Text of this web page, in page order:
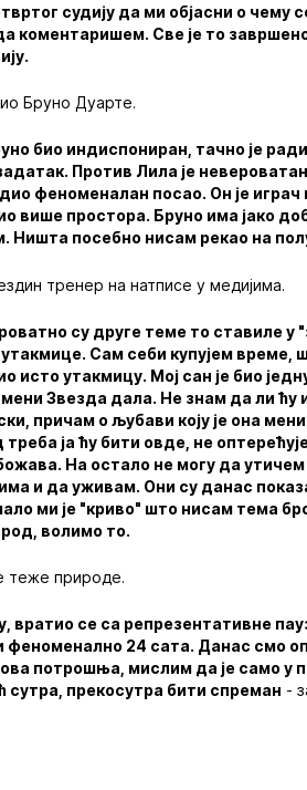
судију да ми објасни о чему
коментаришем. Све је то
Бруно Дуарте.
био индиспониран, тачно је
Против Лила је
феноменалан посао. Он је
више простора. Бруно има јако
Ништа посебно нисам рекао на
тренер на натписе у медијима.
су друге теме то ставиле у
Сам себи купујем време,
исто утакмицу. Мој сан је био
Звезда дала. Не знам да ли
причам о љубави коју је она
ја ћу бити овде, не
На остало не могу да
и да уживам. Они су данас
ми је "криво" што нисам тема
волимо то.
теже природе.
вратио се са репрезентативне
24 сата. Данас смо
потрошња, мислим да је само у
прекосутра бити спреман -